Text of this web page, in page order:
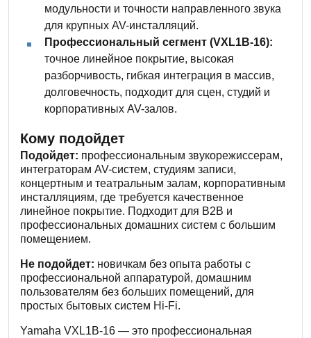
модульности и точности направленного звука
для крупных AV-инсталляций.
Профессиональный сегмент (VXL1B-16):
точное линейное покрытие, высокая
разборчивость, гибкая интеграция в массив,
долговечность, подходит для сцен, студий и
корпоративных AV-залов.
Кому подойдет
Подойдет: профессиональным звукорежиссерам,
интеграторам AV-систем, студиям записи,
концертным и театральным залам, корпоративным
инсталляциям, где требуется качественное
линейное покрытие. Подходит для B2B и
профессиональных домашних систем с большим
помещением.
Не подойдет: новичкам без опыта работы с
профессиональной аппаратурой, домашним
пользователям без больших помещений, для
простых бытовых систем Hi-Fi.
Yamaha VXL1B-16 — это профессиональная